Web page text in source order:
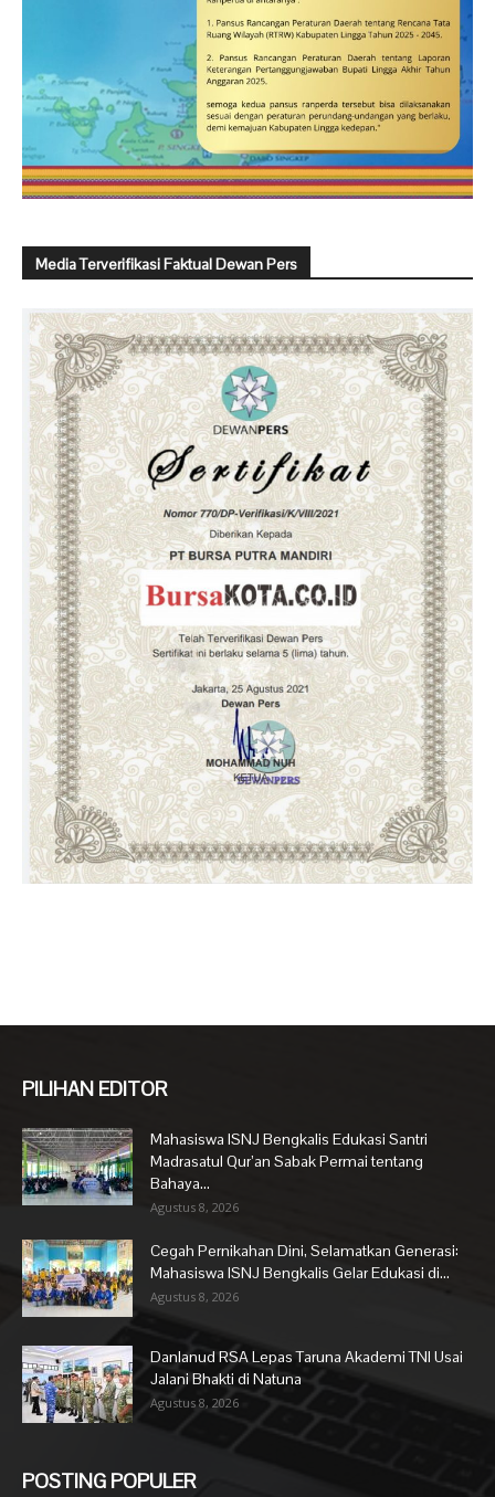
Media Terverifikasi Faktual Dewan Pers
PILIHAN EDITOR
Mahasiswa ISNJ Bengkalis Edukasi Santri
Madrasatul Qur’an Sabak Permai tentang
Bahaya...
Agustus 8, 2026
Cegah Pernikahan Dini, Selamatkan Generasi:
Mahasiswa ISNJ Bengkalis Gelar Edukasi di...
Agustus 8, 2026
Danlanud RSA Lepas Taruna Akademi TNI Usai
Jalani Bhakti di Natuna
Agustus 8, 2026
POSTING POPULER